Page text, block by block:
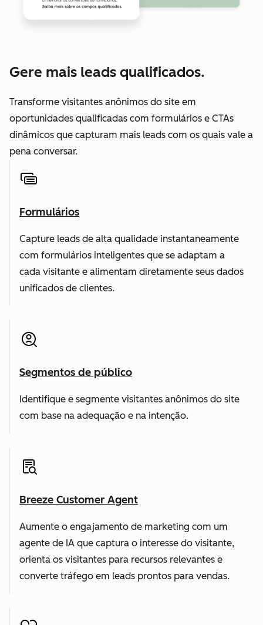
Gere mais leads qualificados.
Transforme visitantes anônimos do site em
oportunidades qualificadas com formulários e CTAs
dinâmicos que capturam mais leads com os quais vale a
pena conversar.
Formulários
Capture leads de alta qualidade instantaneamente
com formulários inteligentes que se adaptam a
cada visitante e alimentam diretamente seus dados
unificados de clientes.
Segmentos de público
Identifique e segmente visitantes anônimos do site
com base na adequação e na intenção.
Breeze Customer Agent
Aumente o engajamento de marketing com um
agente de IA que captura o interesse do visitante,
orienta os visitantes para recursos relevantes e
converte tráfego em leads prontos para vendas.